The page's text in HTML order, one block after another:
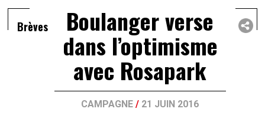
Brèves Boulanger verse
dans l’optimisme
avec Rosapark
CAMPAGNE / 21 JUIN 2016